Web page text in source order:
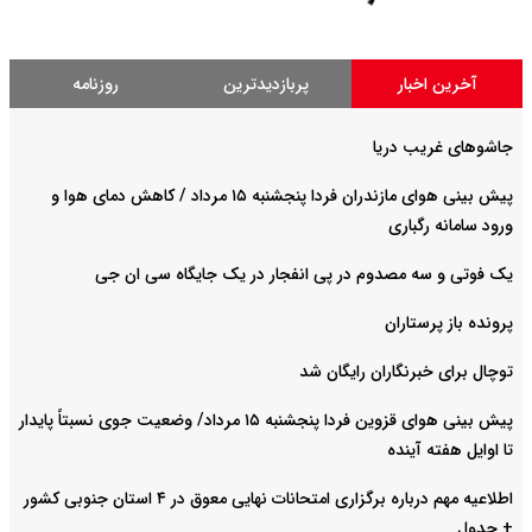
آخرین اخبار پربازدیدترین روزنامه
جاشوهای غریب دریا
پیش بینی هوای مازندران فردا پنجشنبه ۱۵ مرداد / کاهش دمای هوا و
ورود سامانه رگباری
یک فوتی و سه مصدوم در پی انفجار در یک جایگاه سی ان جی
پرونده باز پرستاران
توچال برای خبرنگاران رایگان شد
پیش بینی هوای قزوین فردا پنجشنبه ۱۵ مرداد/ وضعیت جوی نسبتاً پایدار
تا اوایل هفته آینده
اطلاعیه مهم درباره برگزاری امتحانات نهایی معوق در ۴ استان جنوبی کشور